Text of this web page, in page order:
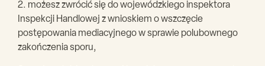
2. możesz zwrócić się do wojewódzkiego inspektora
Inspekcji Handlowej z wnioskiem o wszczęcie
postępowania mediacyjnego w sprawie polubownego
zakończenia sporu,